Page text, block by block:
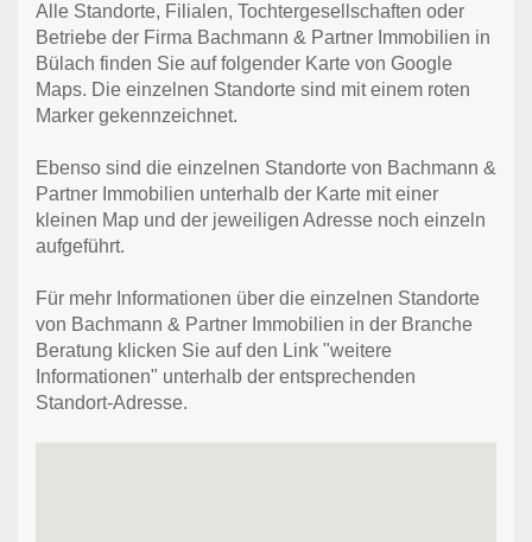
Alle Standorte, Filialen, Tochtergesellschaften oder
Betriebe der Firma Bachmann & Partner Immobilien in
Bülach finden Sie auf folgender Karte von Google
Maps. Die einzelnen Standorte sind mit einem roten
Marker gekennzeichnet.
Ebenso sind die einzelnen Standorte von Bachmann &
Partner Immobilien unterhalb der Karte mit einer
kleinen Map und der jeweiligen Adresse noch einzeln
aufgeführt.
Für mehr Informationen über die einzelnen Standorte
von Bachmann & Partner Immobilien in der Branche
Beratung klicken Sie auf den Link "weitere
Informationen" unterhalb der entsprechenden
Standort-Adresse.